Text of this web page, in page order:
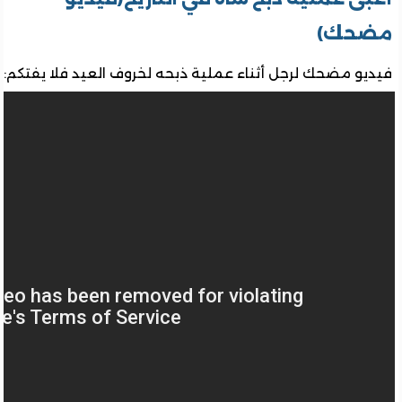
مضحك)
فيديو مضحك لرجل أثناء عملية ذبحه لخروف العيد فلا يفتكم: